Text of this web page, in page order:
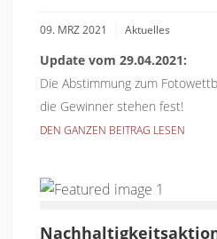
09. MRZ 2021 Aktuelles
Update vom 29.04.2021:
Die Abstimmung zum
die Gewinner stehen fest!
DEN GANZEN BEITRAG LESEN